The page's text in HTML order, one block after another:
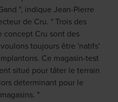
", indique Jean-Pierre
de Cru. " Trois des
concept Cru sont des
toujours être 'natifs'
Ce magasin-test
situé pour tâter le terrain
déterminant pour le
"